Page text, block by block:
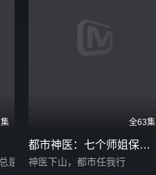
是翻车？
全63集
都市神医：七个师姐保我
无敌（大结局篇）
神医下山，都市任我行